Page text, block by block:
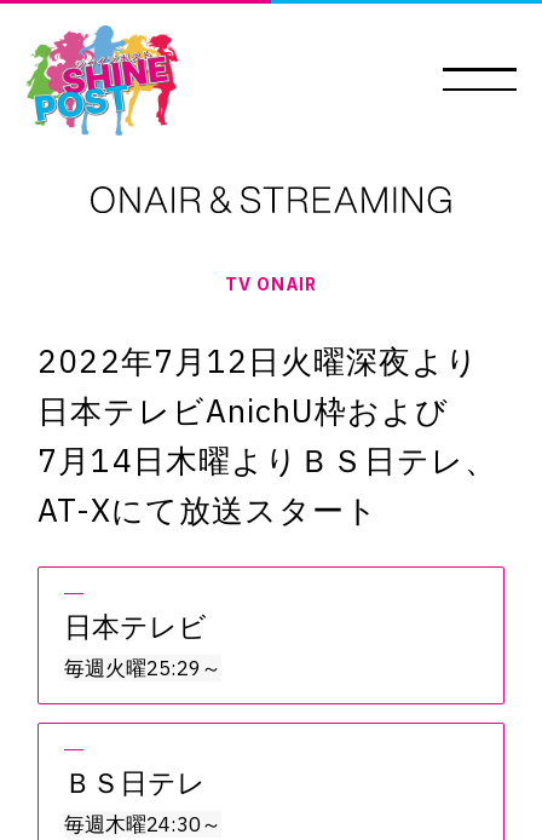
TV ONAIR
2022年7月12日火曜深夜より
日本テレビAnichU枠および
7月14日木曜より ＢＳ日テレ、
AT-Xにて放送スタート
日本テレビ
毎週火曜25:29～
ＢＳ日テレ
毎週木曜24:30～